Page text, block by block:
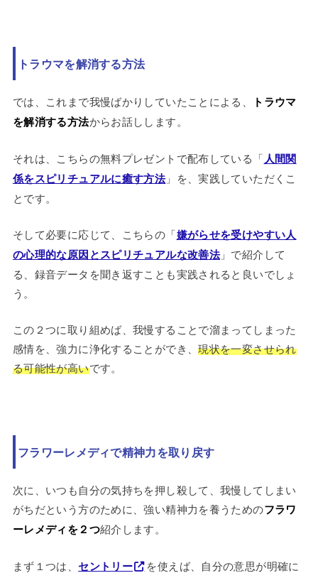
トラウマを解消する方法
では、これまで我慢ばかりしていたことによる、
トラウマ
を解消する方法からお話しします。
それは、こちらの無料プレゼントで配布している「人間関
係をスピリチュアルに癒す方法」を、実践していただくこ
とです。
そして必要に応じて、こちらの「嫌がらせを受けやすい人
の心理的な原因とスピリチュアルな改善法」で紹介して
る、録音データを聞き返すことも実践されると良いでしょ
う。
この２つに取り組めば、我慢することで溜まってしまった
感情を、強力に浄化することができ、現状を一変させられ
る可能性が高いです。
フラワーレメディで精神力を取り戻す
次に、いつも自分の気持ちを押し殺して、我慢してしまい
がちだという方のために、強い精神力を養うためのフラワ
ーレメディを２つ紹介します。
まず１つは、 セントリー を使えば、自分の意思が明確に